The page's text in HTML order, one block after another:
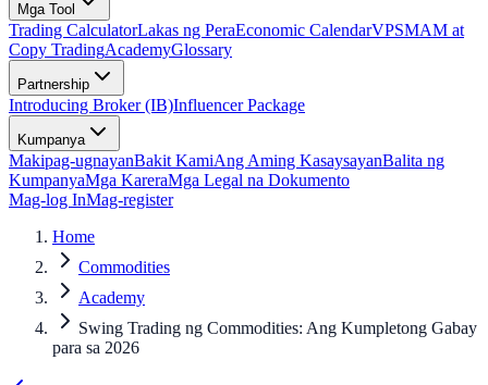
Mga Tool
Trading CalculatorLakas ng PeraEconomic CalendarVPSMAM at
Copy TradingAcademyGlossary
Partnership
Introducing Broker (IB)Influencer Package
Kumpanya
Makipag-ugnayanBakit KamiAng Aming KasaysayanBalita ng
KumpanyaMga KareraMga Legal na Dokumento
Mag-log InMag-register
Home
Commodities
Academy
Swing Trading ng Commodities: Ang Kumpletong Gabay
para sa 2026